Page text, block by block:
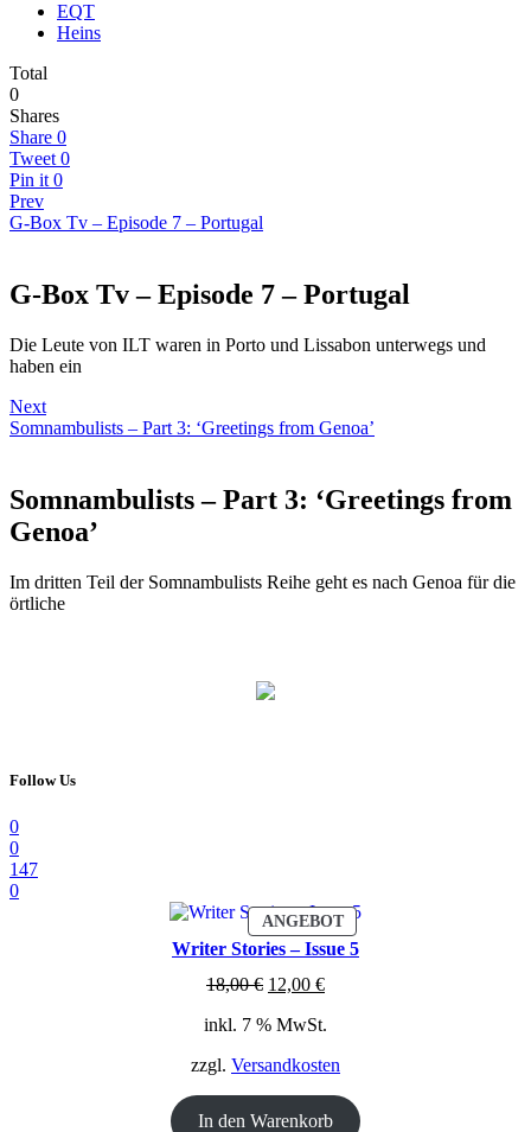
EQT
Heins
Total
0
Shares
Share 0
Tweet 0
Pin it 0
Prev
G-Box Tv – Episode 7 – Portugal
G-Box Tv – Episode 7 – Portugal
Die Leute von ILT waren in Porto und Lissabon unterwegs und
haben ein
Next
Somnambulists – Part 3: ‘Greetings from Genoa’
Somnambulists – Part 3: ‘Greetings from
Genoa’
Im dritten Teil der Somnambulists Reihe geht es nach Genoa für die
örtliche
Follow Us
0
0
147
0
ANGEBOTPRODUKT
IM
ANGEBOT
Writer Stories – Issue 5
18,00€ Ursprünglicher
war:
12,00 €Aktueller
ist:
inkl. 7 % MwSt.
zzgl. Versandkosten
In den Warenkorb